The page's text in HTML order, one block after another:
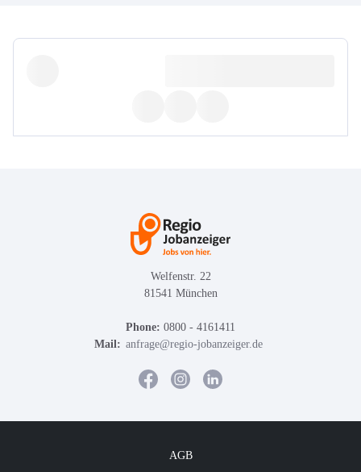
Welfenstr. 22
81541 München
Phone: 0800 - 4161411
Mail: anfrage@regio-jobanzeiger.de
AGB